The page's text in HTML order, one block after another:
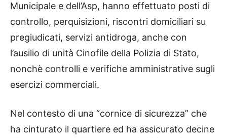
Municipale e dell’Asp, hanno effettuato posti di
controllo, perquisizioni, riscontri domiciliari su
pregiudicati, servizi antidroga, anche con
l’ausilio di unità Cinofile della Polizia di Stato,
nonchè controlli e verifiche amministrative sugli
esercizi commerciali.
Nel contesto di una “cornice di sicurezza” che
ha cinturato il quartiere ed ha assicurato decine